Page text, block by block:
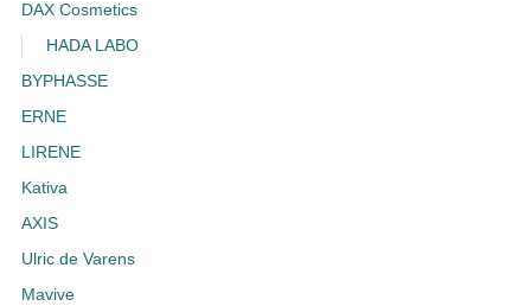
DAX Cosmetics
HADA LABO
BYPHASSE
ERNE
LIRENE
Kativa
AXIS
Ulric de Varens
Mavive